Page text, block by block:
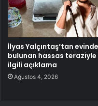
İlyas Yalçıntaş’tan evinde
bulunan hassas teraziyle
ilgili açıklama
Ağustos 4, 2026